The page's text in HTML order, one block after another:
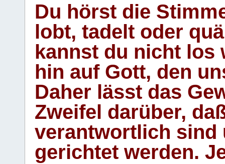
Du hörst die
lobt, tadelt oder
kannst du nicht los
hin auf Gott, den
Daher lässt das
Zweifel darüber,
verantwortlich sind
gerichtet werden.